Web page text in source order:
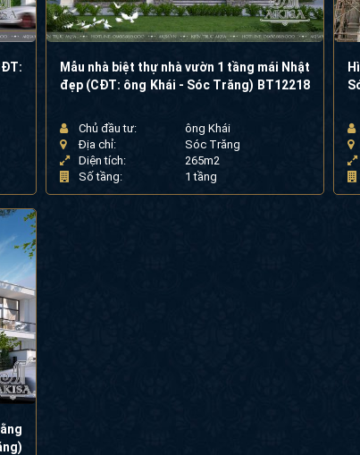
Mẫu nhà biệt thự nhà vườn 1 tầng mái Nhật
đẹp (CĐT: ông Khái - Sóc Trăng) BT12218
Chủ đầu tư:
ông Khái
Địa chỉ:
Sóc Trăng
Diện tích:
265m2
Số tầng:
1 tầng